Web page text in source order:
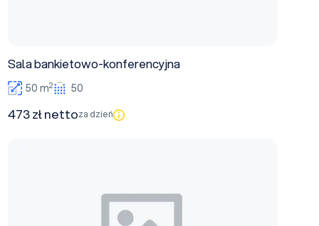
Sala bankietowo-konferencyjna
50 m2 50
473 zł nettoza dzień